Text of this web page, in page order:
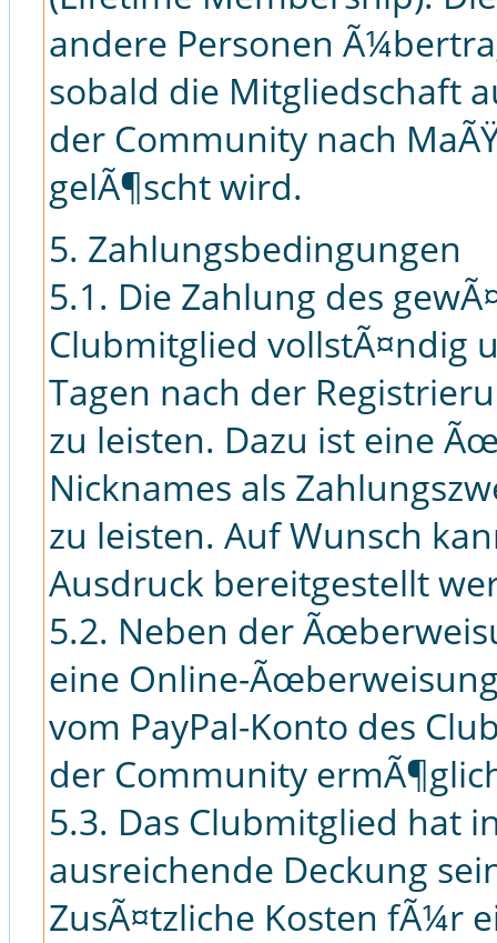
andere Personen
sobald die Mitgliedschaft
der Community nach
gelÃ¶scht wird.
5. Zahlungsbedingungen
5.1. Die Zahlung des
Clubmitglied vollstÃ¤ndig
Tagen nach der
zu leisten. Dazu ist eine
Nicknames als
zu leisten. Auf Wunsch
Ausdruck bereitgestellt
5.2. Neben der
eine Online-
vom PayPal-Konto des
der Community
5.3. Das Clubmitglied hat
ausreichende Deckung
ZusÃ¤tzliche Kosten fÃ¼r